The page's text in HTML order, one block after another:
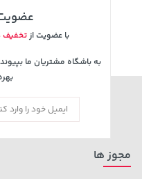
خرید
با عضویت ازتخفیف
به باشگاه مشتریان ما
مجوز ها